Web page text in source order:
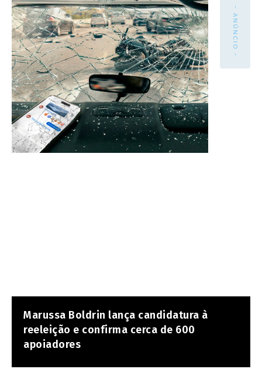
- ANÚNCIO -
Marussa Boldrin lança candidatura à
reeleição e confirma cerca de 600
apoiadores